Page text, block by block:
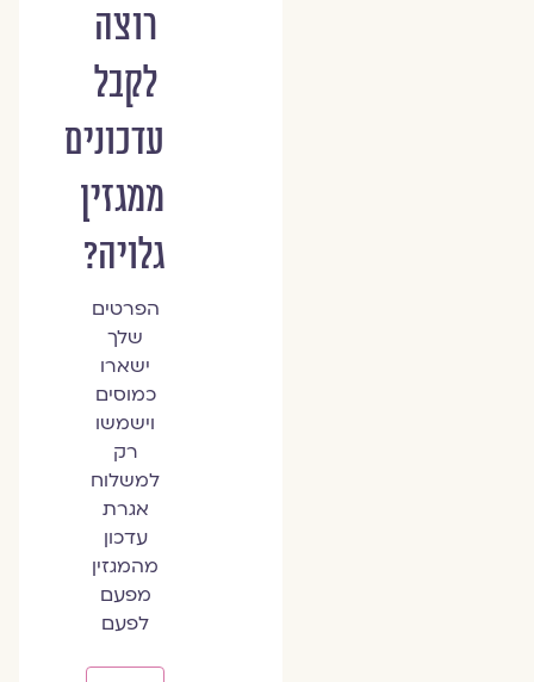
רוצה
לקבל
עדכונים
ממגזין
גלויה?
הפרטים
שלך
ישארו
כמוסים
וישמשו
רק
למשלוח
אגרת
עדכון
מהמגזין
מפעם
לפעם